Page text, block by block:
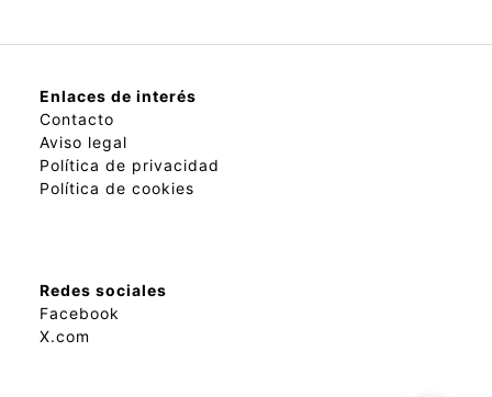
Enlaces de interés
Contacto
Aviso legal
Política de privacidad
Política de cookies
Redes sociales
Facebook
X.com